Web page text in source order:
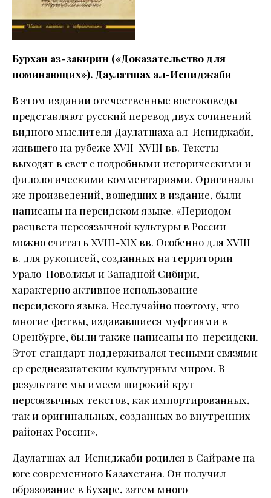
Бурхан аз-закирин («Доказательство для
поминающих»). Даулатшах ал-Испиджаби
В этом издании отечественные востоковеды
представляют русский перевод двух сочинений
видного мыслителя Даулатшаха ал-Испиджаби,
жившего на рубеже XVII-XVIII вв. Тексты
выходят в свет с подробными историческими и
филологическими комментариями. Оригиналы
же произведений, вошедших в издание, были
написаны на персидском языке. «Периодом
расцвета персоязычной культуры в России
можно считать XVIII-XIX вв. Особенно для XVIII
в. для рукописей, созданных на территории
Урало-Поволжья и Западной Сибири,
характерно активное использование
персидского языка. Неслучайно поэтому, что
многие фетвы, издававшиеся муфтиями в
Оренбурге, были также написаны по-персидски.
Этот стандарт поддерживался тесными связями
ср среднеазиатским культурным миром. В
результате мы имеем широкий круг
персоязычных текстов, как импортированных,
так и оригинальных, созданных во внутренних
районах России».
Даулатшах ал-Испиджаби родился в Сайраме на
юге современного Казахстана. Он получил
образование в Бухаре, затем много